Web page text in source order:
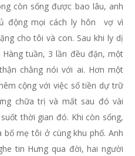
còn sống được bao lâu, anh
động mọi cách ly hôn vợ vì
cho tôi và con. Sau khi ly dị
tuần, 3 lần đều đặn, một
chằng nói với ai. Hơn một
cộng với việc số tiền dự trữ
chữa trị và mất sau đó vài
thời gian đó. Khi còn sống,
mẹ tôi ở cùng khu phố. Anh
tin Hưng qua đời, hai người